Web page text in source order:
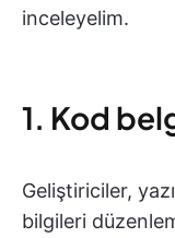
inceleyelim.
1. Kod
Geliştiriciler,
bilgileri